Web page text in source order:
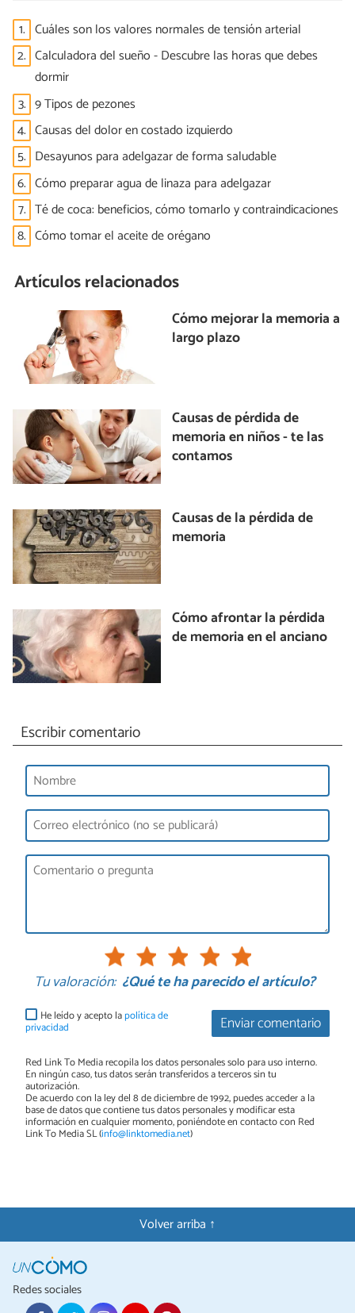
1. Cuáles son los valores normales de tensión arterial
2. Calculadora del sueño - Descubre las horas que debes
dormir
3. 9 Tipos de pezones
4. Causas del dolor en costado izquierdo
5. Desayunos para adelgazar de forma saludable
6. Cómo preparar agua de linaza para adelgazar
7. Té de coca: beneficios, cómo tomarlo y contraindicaciones
8. Cómo tomar el aceite de orégano
Artículos relacionados
Cómo mejorar la memoria a
largo plazo
Causas de pérdida de
memoria en niños - te las
contamos
Causas de la pérdida de
memoria
Cómo afrontar la pérdida
de memoria en el anciano
Escribir comentario
Tu valoración: ¿Qué te ha parecido el artículo?
Enviar comentario
He leído y acepto lapolítica de
privacidad
Red Link To Media recopila los datos personales solo para uso interno.
En ningún caso, tus datos serán transferidos a terceros sin tu
autorización.
De acuerdo con la ley del 8 de diciembre de 1992, puedes acceder a la
base de datos que contiene tus datos personales y modificar esta
información en cualquier momento, poniéndote en contacto con Red
Link To Media SL (info@linktomedia.net)
Volver arriba ↑
Redes sociales